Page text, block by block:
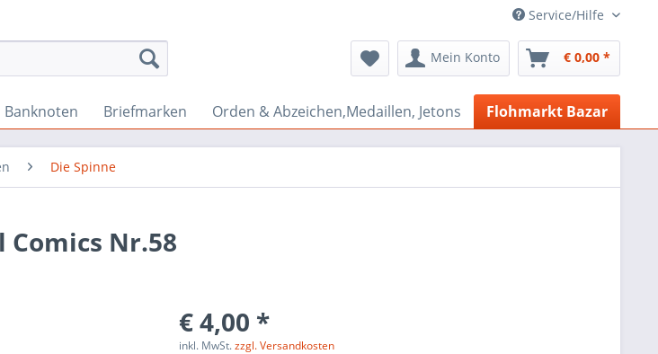
Service/Hilfe
Mein Konto € 0,00 *
Banknoten Briefmarken Orden & Abzeichen,Medaillen, Jetons Flohmarkt Bazar
Die Spinne
Comics Nr.58
€ 4,00 *
inkl. MwSt.zzgl. Versandkosten